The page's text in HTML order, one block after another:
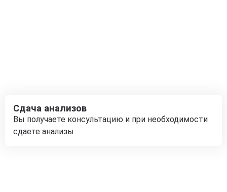
Сдача анализов
Вы получаете консультацию и при необходимости
сдаете анализы